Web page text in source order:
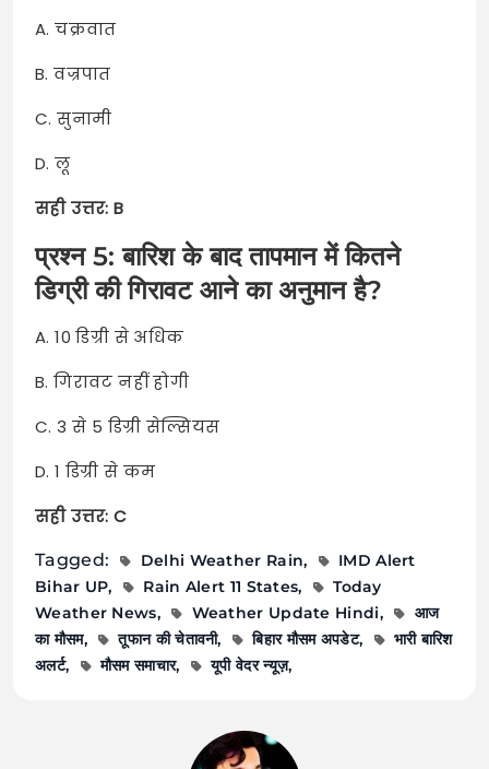
A. चक्रवात
B. वज्रपात
C. सुनामी
D. लू
सही उत्तर: B
प्रश्न 5: बारिश के बाद तापमान में कितने
डिग्री की गिरावट आने का अनुमान है?
A. 10 डिग्री से अधिक
B. गिरावट नहीं होगी
C. 3 से 5 डिग्री सेल्सियस
D. 1 डिग्री से कम
सही उत्तर: C
Tagged: Delhi Weather Rain
IMD Alert
Bihar UP
Rain Alert 11 States
Today
Weather News
Weather Update Hindi
आज
का मौसम
तूफान की चेतावनी बिहार मौसम अपडेट
भारी बारिश
अलर्ट
मौसम समाचार यूपी वेदर न्यूज़